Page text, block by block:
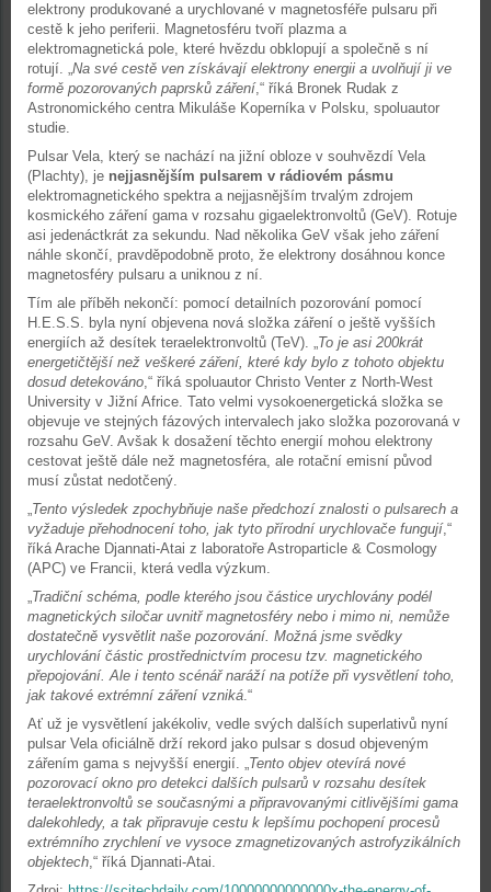
elektrony produkované a urychlované v magnetosféře pulsaru při
cestě k jeho periferii. Magnetosféru tvoří plazma a
elektromagnetická pole, které hvězdu obklopují a společně s ní
rotují. „Na své cestě ven získávají elektrony energii a uvolňují ji ve
formě pozorovaných paprsků záření,“ říká Bronek Rudak z
Astronomického centra Mikuláše Koperníka v Polsku, spoluautor
studie.
Pulsar Vela, který se nachází na jižní obloze v souhvězdí Vela
(Plachty), je nejjasnějším pulsarem v rádiovém pásmu
elektromagnetického spektra a nejjasnějším trvalým zdrojem
kosmického záření gama v rozsahu gigaelektronvoltů (GeV). Rotuje
asi jedenáctkrát za sekundu. Nad několika GeV však jeho záření
náhle skončí, pravděpodobně proto, že elektrony dosáhnou konce
magnetosféry pulsaru a uniknou z ní.
Tím ale příběh nekončí: pomocí detailních pozorování pomocí
H.E.S.S. byla nyní objevena nová složka záření o ještě vyšších
energiích až desítek teraelektronvoltů (TeV). „To je asi 200krát
energetičtější než veškeré záření, které kdy bylo z tohoto objektu
dosud detekováno,“ říká spoluautor Christo Venter z North-West
University v Jižní Africe. Tato velmi vysokoenergetická složka se
objevuje ve stejných fázových intervalech jako složka pozorovaná v
rozsahu GeV. Avšak k dosažení těchto energií mohou elektrony
cestovat ještě dále než magnetosféra, ale rotační emisní původ
musí zůstat nedotčený.
„Tento výsledek zpochybňuje naše předchozí znalosti o pulsarech a
vyžaduje přehodnocení toho, jak tyto přírodní urychlovače fungují,“
říká Arache Djannati-Atai z laboratoře Astroparticle & Cosmology
(APC) ve Francii, která vedla výzkum.
„Tradiční schéma, podle kterého jsou částice urychlovány podél
magnetických siločar uvnitř magnetosféry nebo i mimo ni, nemůže
dostatečně vysvětlit naše pozorování. Možná jsme svědky
urychlování částic prostřednictvím procesu tzv. magnetického
přepojování. Ale i tento scénář naráží na potíže při vysvětlení toho,
jak takové extrémní záření vzniká.“
Ať už je vysvětlení jakékoliv, vedle svých dalších superlativů nyní
pulsar Vela oficiálně drží rekord jako pulsar s dosud objeveným
zářením gama s nejvyšší energií. „Tento objev otevírá nové
pozorovací okno pro detekci dalších pulsarů v rozsahu desítek
teraelektronvoltů se současnými a připravovanými citlivějšími gama
dalekohledy, a tak připravuje cestu k lepšímu pochopení procesů
extrémního zrychlení ve vysoce zmagnetizovaných astrofyzikálních
objektech,“ říká Djannati-Atai.